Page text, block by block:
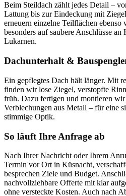
Beim Steildach zählt jedes Detail –
Lattung bis zur Eindeckung mit
erneuern einzelne Teilflächen ebenso
besonders auf saubere Anschlüsse
Lukarnen.
Dachunterhalt &
Ein gepflegtes Dach hält länger. Mit
finden wir lose Ziegel, verstopfte
früh. Dazu fertigen und montieren
Verblechungen aus Metall – für eine
stimmige Optik.
So läuft Ihre Anfrage ab
Nach Ihrer Nachricht oder Ihrem
Termin vor Ort in Küsnacht,
besprechen Ziele und Budget.
nachvollziehbare Offerte mit klar
ohne versteckte Kosten. Auch nach